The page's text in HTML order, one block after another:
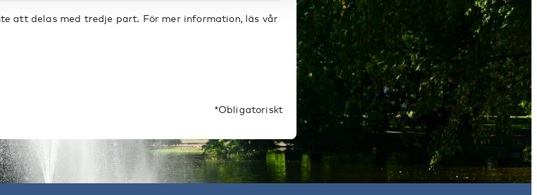
att delas med tredje part. För mer information, läs vår
*Obligatoriskt